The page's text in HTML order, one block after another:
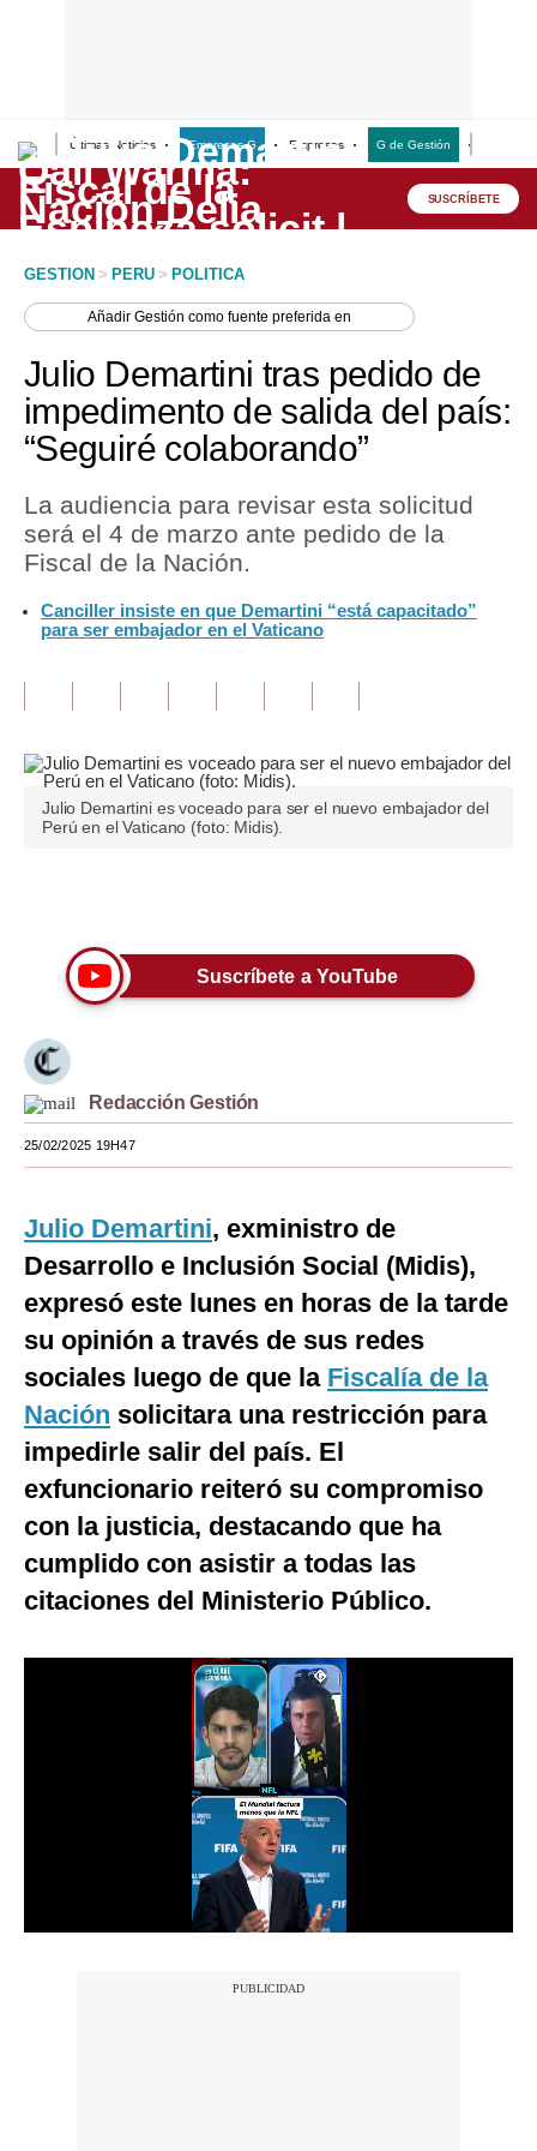
Últimas Noticias Empresas G Empresas G de Gestión
Lo último
Peru Quiosco
Economía
Mercados
Política
Finanzas Personales
Inmobiliarias
Opinión
Editorial
Tendencias
Moda
México
España
Tecnología
Club del Suscriptor
G de Gestión
SUSCRÍBETE
GESTION > PERU > POLITICA
AñadirGestión como fuente preferida en
Julio Demartini tras pedido de
impedimento de salida del país:
“Seguiré colaborando”
La audiencia para revisar esta solicitud
será el 4 de marzo ante pedido de la
Fiscal de la Nación.
Canciller insiste en que Demartini “está capacitado”
para ser embajador en el Vaticano
Julio Demartini es voceado para ser el nuevo embajador del
Perú en el Vaticano (foto: Midis).
Suscríbete a YouTube
Redacción Gestión
25/02/2025 19H47
Julio Demartini, exministro de
Desarrollo e Inclusión Social (Midis),
expresó este lunes en horas de la tarde
su opinión a través de sus redes
sociales luego de que la Fiscalía de la
Nación solicitara una restricción para
impedirle salir del país. El
exfuncionario reiteró su compromiso
con la justicia, destacando que ha
cumplido con asistir a todas las
citaciones del Ministerio Público.